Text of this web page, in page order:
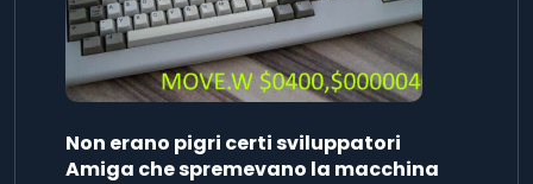
Non erano pigri certi sviluppatori
Amiga che spremevano la macchina